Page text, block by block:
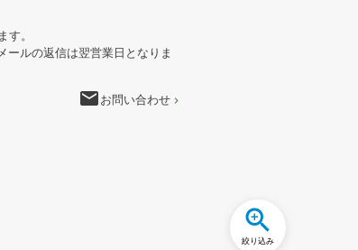
絞り込み
す。
ルの返信は翌営業日となりま
email お問い合わせ